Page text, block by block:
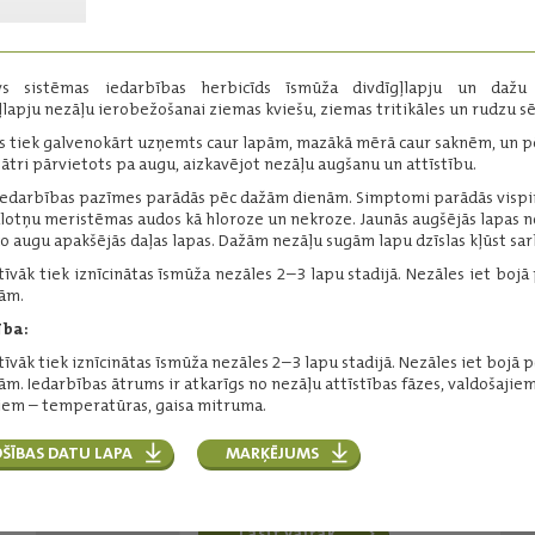
sistēmas iedarbības herbicīds īsmūža divdīgļlapju un dažu
nezāļu ierobežošanai ziemas kviešu, ziemas tritikāles un rudzu
tiek galvenokārt uzņemts caur lapām, mazākā mērā caur saknēm, un
pārvietots pa augu, aizkavējot nezāļu augšanu un attīstību.
pazīmes parādās pēc dažām dienām. Simptomi parādās
meristēmas audos kā hloroze un nekroze. Jaunās augšējās lapas
augu apakšējās daļas lapas. Dažām nezāļu sugām lapu dzīslas kļūst
tiek iznīcinātas īsmūža nezāles 2–3 lapu stadijā. Nezāles iet bojā
tiek iznīcinātas īsmūža nezāles 2–3 lapu stadijā. Nezāles iet bojā
Iedarbības ātrums ir atkarīgs no nezāļu attīstības fāzes,
– temperatūras, gaisa mitruma.
DATU LAPA MARĶĒJUMS
Darbīgās vielas:
nātrija propoksikarbazons - 700
g/kg
Iepakojums: 1 kg
Ražotājs:Bayer
Lasīt vairāk
divdīgļlapju nezāļu ierobežošanai.
Darbīgās vielas:
prosulfokarbs - 800 g/l
Iepakojums:5 l, 20 l
Ražotājs:Syngenta